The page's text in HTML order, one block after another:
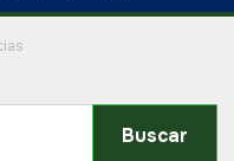
Buscar